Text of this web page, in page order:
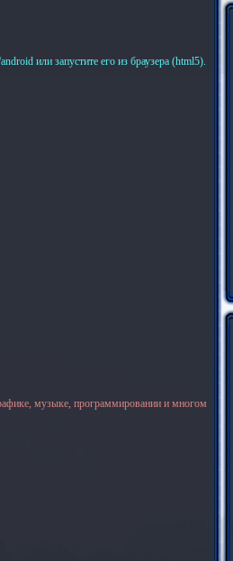
или запустите его из браузера (html5).
музыке, программировании и многом